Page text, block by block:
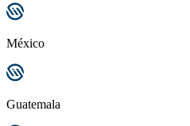
México
Guatemala